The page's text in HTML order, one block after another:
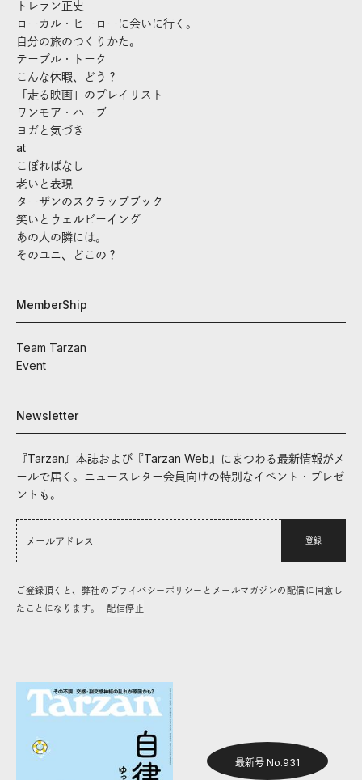
トレラン正史
ローカル・ヒーローに会いに行く。
自分の旅のつくりかた。
テーブル・トーク
こんな休暇、どう？
「走る映画」のプレイリスト
ワンモア・ハーブ
ヨガと気づき
at
こぼればなし
老いと表現
ターザンのスクラップブック
笑いとウェルビーイング
あの人の隣には。
そのユニ、どこの？
MemberShip
Team Tarzan
Event
Newsletter
『Tarzan』本誌および『Tarzan Web』にまつわる最新情報がメ
ールで届く。ニュースレター会員向けの特別なイベント・プレゼ
ントも。
登録
ご登録頂くと、弊社のプライバシーポリシーとメールマガジンの配信に同意し
たことになります。
配信停止
最新号 No.931